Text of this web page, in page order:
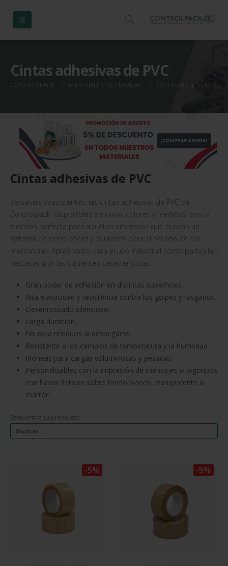
Cintas adhesivas de PVC
CONTROLPACK MATERIALES DE EMBALAJE CINTAS ADHESIVAS Y
Cintas adhesivas de PVC
Versátiles y resistentes, las cintas adhesivas de PVC de
Controlpack, disponibles en varios colores y medidas, son la
elección perfecta para aquellas empresas que buscan un
sistema de cierre eficaz y duradero para el sellado de sus
mercancías. Aptas tanto para el uso industrial como particular,
destacan por las siguientes características:
Gran poder de adhesión en distintas superficies.
Alta elasticidad y resistencia contra los golpes y rasgados.
Desenroscado silencioso.
Larga duración.
No deja residuos al despegarse.
Resistente a los cambios de temperatura y la humedad.
Idóneas para cargas voluminosas y pesadas.
Personalizables con la impresión de mensajes o logotipos
con hasta 3 tintas sobre fondo blanco, transparente o
marrón.
Encuentra tu producto:
-5% -5%